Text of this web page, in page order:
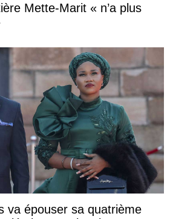
Mette-Marit « n’a plus
va épouser sa quatrième